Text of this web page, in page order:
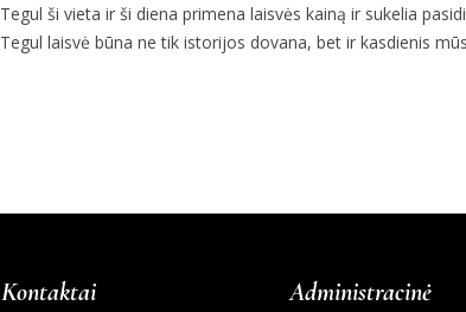
Tegul ši vieta ir ši diena primena laisvės kainą ir sukelia
Tegul laisvė būna ne tik istorijos dovana, bet ir kasdienis
Kontaktai
Administracinė